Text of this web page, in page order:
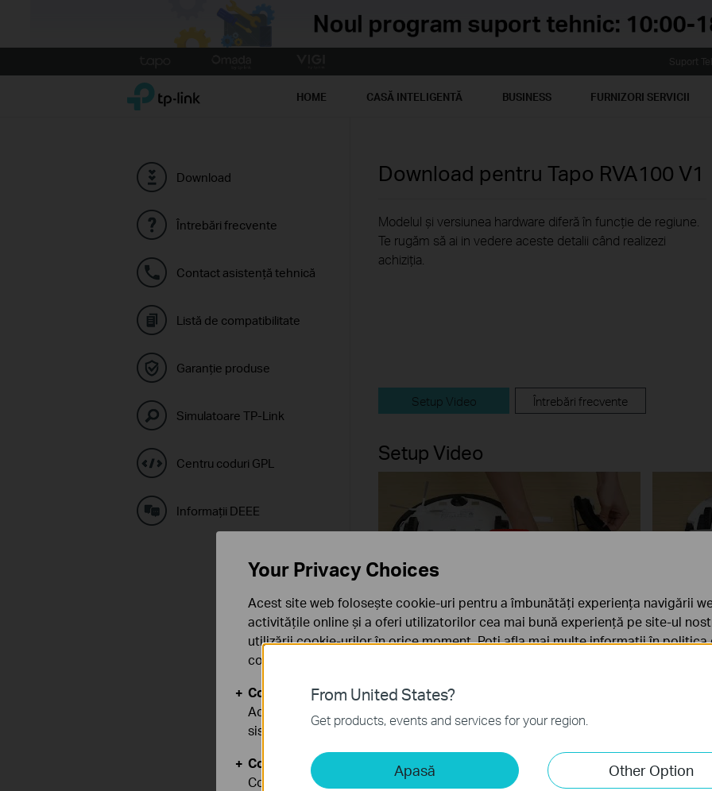
to
TP-Link, Reliably Smart HOME CASĂ INTELIGENTĂ BUSINESS FURNIZORI SERVICII
Download
Întrebări frecvente
Contact asistenţă tehnică
Listă de compatibilitate
Garanție produse
Simulatoare TP-Link
Centru coduri GPL
Informaţii DEEE
Download pentru Tapo RVA100 V1
Modelul și versiunea hardware diferă în funcție de regiune.
Te rugăm să ai in vedere aceste detalii când realizezi
achiziția.
Setup Video Întrebări frecvente
Setup Video
How to Clean the Main Brush: Tapo
How to
RV10
From United States?
Get products, events and services for your region.
Apasă Other Option
Your Privacy Choices
Acest site web folosește cookie-uri pentru a îmbunătăți experiența navigării
activitățile online și a oferi utilizatorilor cea mai bună experiență pe site-ul
utilizării cookie-urilor în orice moment. Poți afla mai multe informații înpolitica
confidențialitate
Cookie-uri de bază
Aceste cookie-uri sunt necesare pentru funcționarea site-ului web și nu pot fi
sistemele tale
Cookie-uri de analiză și marketing
Cookie-urile de analiză ne permit să analizăm activitățile tale de pe site-ul